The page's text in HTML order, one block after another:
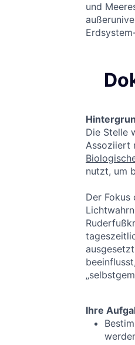
und
Die Stelle
Assoziiert
nutzt, um
Der
Ihre